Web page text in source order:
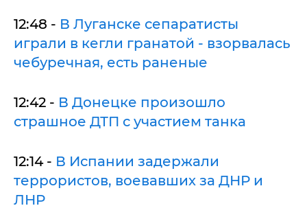
12:48 - В Луганске сепаратисты
играли в кегли гранатой - взорвалась
чебуречная, есть раненые
12:42 - В Донецке произошло
страшное ДТП с участием танка
12:14 - В Испании задержали
террористов, воевавших за ДНР и
ЛНР